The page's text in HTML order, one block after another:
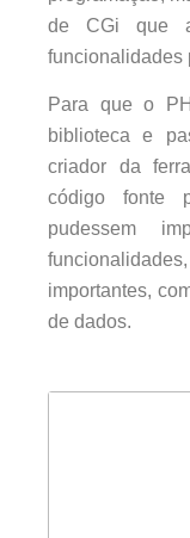
de CGi que
funcionalidades
Para que o
biblioteca e
criador da
código fonte
pudessem
importantes,
de dados.